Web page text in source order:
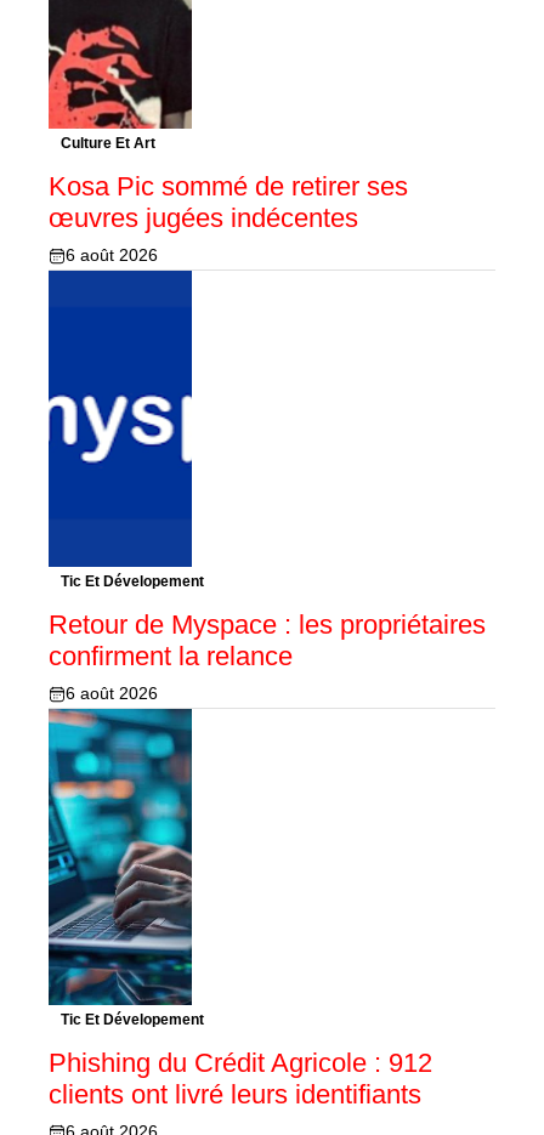
Culture Et Art
Kosa Pic sommé de retirer ses
œuvres jugées indécentes
6 août 2026
Tic Et Dévelopement
Retour de Myspace : les propriétaires
confirment la relance
6 août 2026
Tic Et Dévelopement
Phishing du Crédit Agricole : 912
clients ont livré leurs identifiants